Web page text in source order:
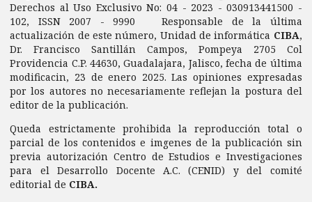
Derechos al Uso Exclusivo No: 04 - 2023 - 030913441500 -
102, ISSN 2007 - 9990 Responsable de la última
actualización de este número, Unidad de informática CIBA,
Dr. Francisco Santillán Campos, Pompeya 2705 Col
Providencia C.P. 44630, Guadalajara, Jalisco, fecha de última
modificacin, 23 de enero 2025. Las opiniones expresadas
por los autores no necesariamente reflejan la postura del
editor de la publicación.
Queda estrictamente prohibida la reproducción total o
parcial de los contenidos e imgenes de la publicación sin
previa autorización Centro de Estudios e Investigaciones
para el Desarrollo Docente A.C. (CENID) y del comité
editorial de CIBA.